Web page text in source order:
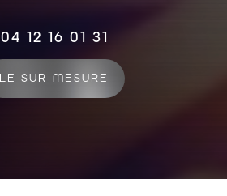
04 12 16 01 31
LE SUR-MESURE